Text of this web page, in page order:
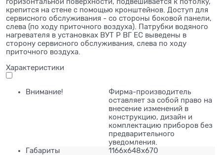
крепится на стене с помощью кронштейнов. Доступ для
сервисного обслуживания - со стороны боковой панели,
слева (по ходу приточного воздуха). Патрубки водяного
нагревателя в установках ВУТ Р ВГ ЕС выведены в
сторону сервисного обслуживания, слева по ходу
приточного воздуха.
Характеристики
Внимание!
Фирма-производитель
оставляет за собой право на
внесение изменений в
конструкцию, дизайн и
комплектацию приборов без
предварительного
уведомления.
Габариты
1166x648x670